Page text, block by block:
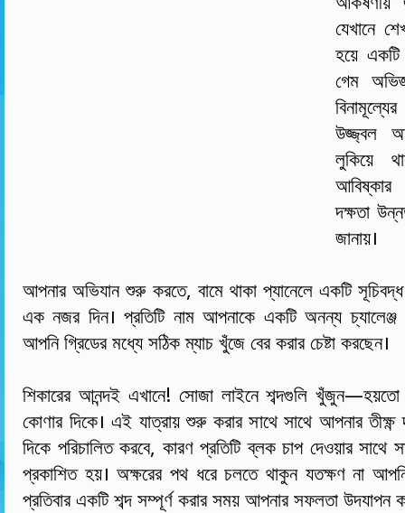
যেখানে
হয়ে
গেম
উজ্জ্বল
লুকিয়ে
দক্ষতা
জানায়।
আপনার অভিযান শুরু করতে, বামে থাকা প্যানেলে একটি সূচিবদ্ধ
এক নজর দিন। প্রতিটি নাম আপনাকে একটি অনন্য
আপনি গ্রিডের মধ্যে সঠিক ম্যাচ খুঁজে বের করার চেষ্টা করছেন।
শিকারের আনন্দই এখানে! সোজা লাইনে শব্দগুলি
কোণার দিকে। এই যাত্রায় শুরু করার সাথে সাথে আপনার
দিকে পরিচালিত করবে, কারণ প্রতিটি ব্লক চাপ দেওয়ার সাথে
প্রকাশিত হয়। অক্ষরের পথ ধরে চলতে থাকুন যতক্ষণ না
প্রতিবার একটি শব্দ সম্পূর্ণ করার সময় আপনার সফলতা উদযাপন